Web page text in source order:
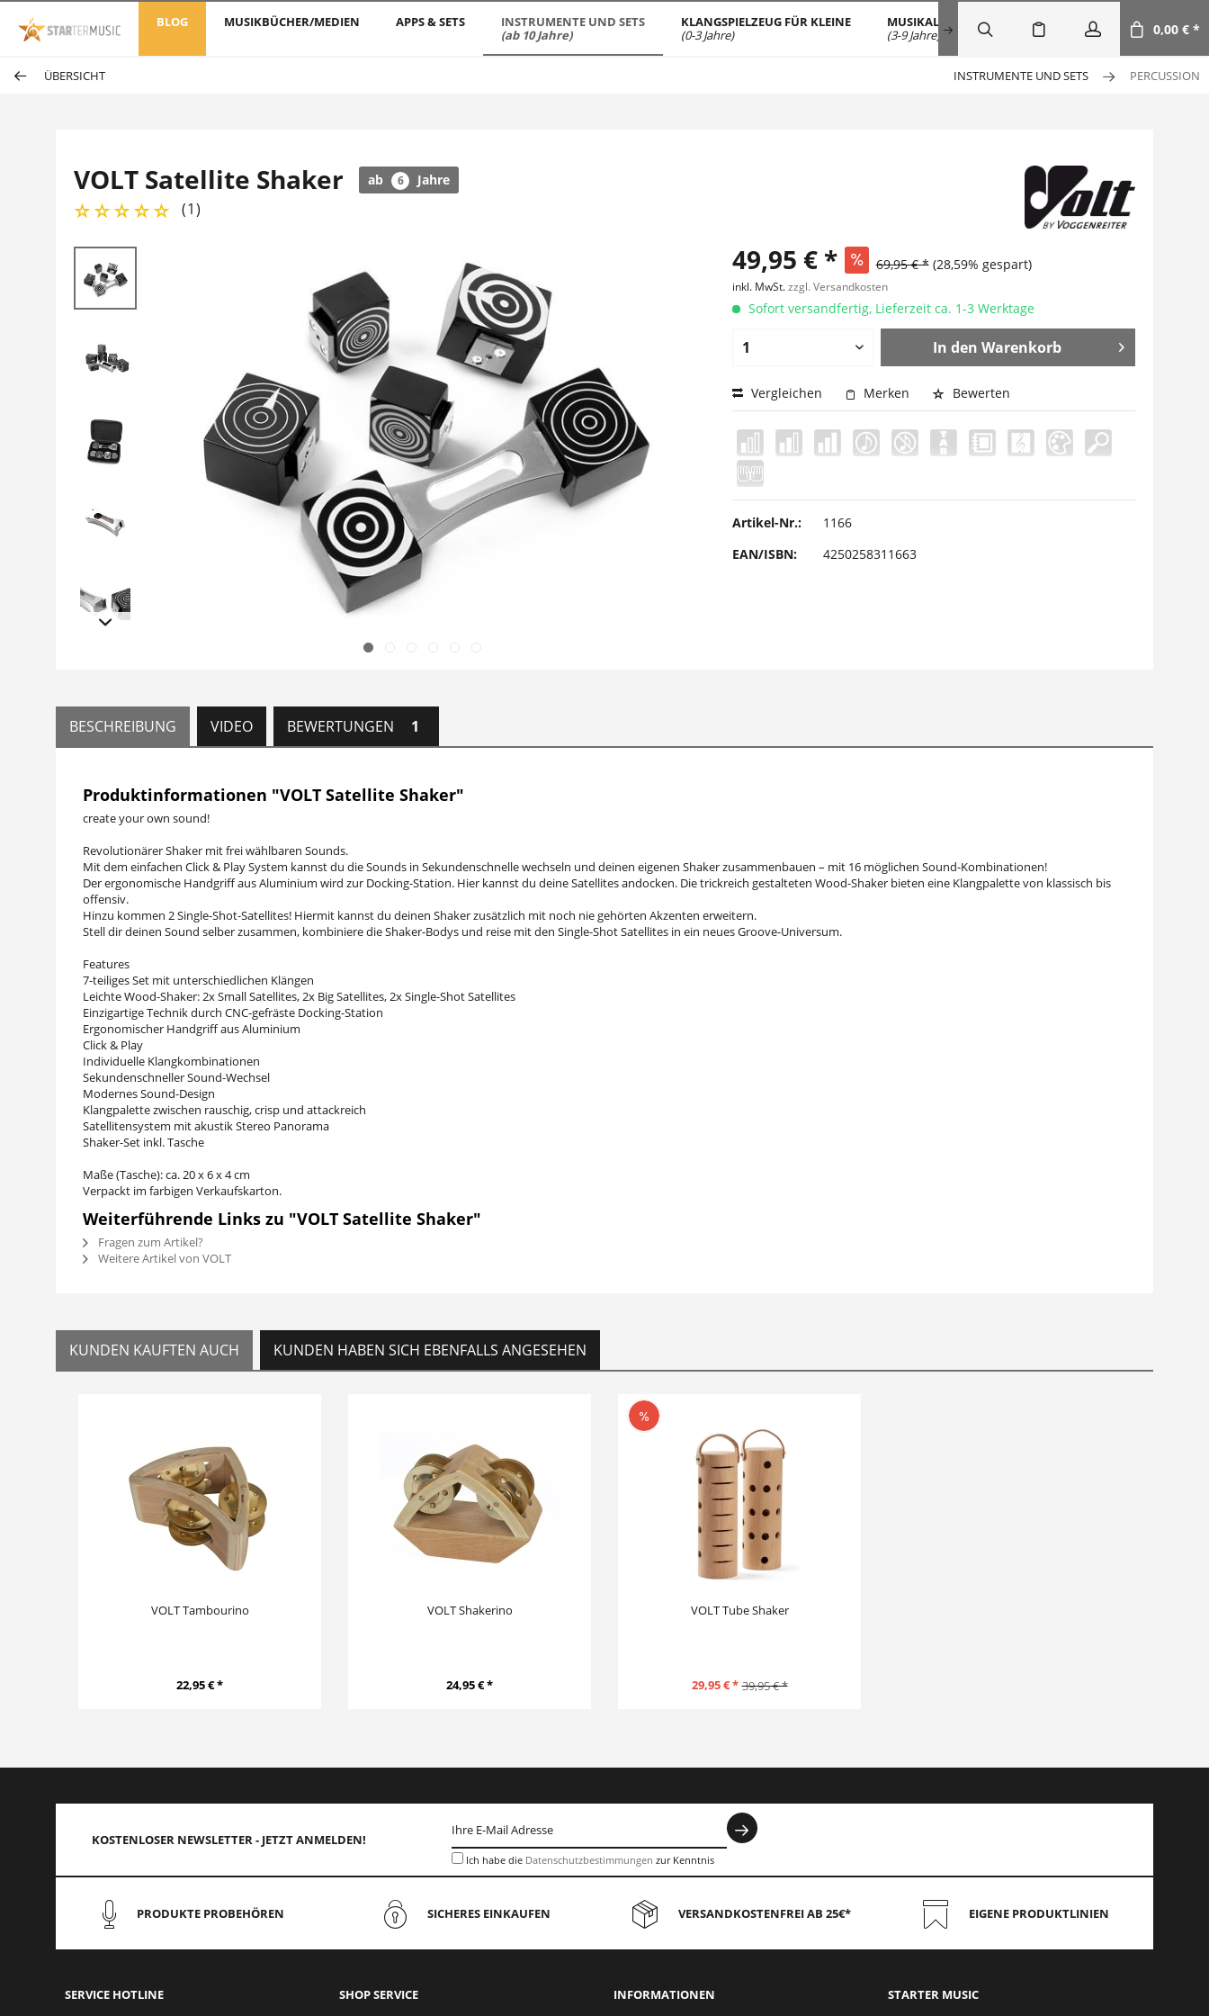
BLOG MUSIKBÜCHER/MEDIEN APPS & SETS
INSTRUMENTE UND SETS
(ab 10 Jahre)
KLANGSPIELZEUG FÜR KLEINE
(0-3 Jahre)
MUSIKALISCHE FRÜHERZIEHUNG
(3-9 Jahre)
SALE 0,00 € *
ÜBERSICHT INSTRUMENTE UND SETS PERCUSSION
VOLT Satellite Shaker ab 6 Jahre
(1)
49,95 € * 69,95 € * (28,59% gespart)
inkl. MwSt.zzgl. Versandkosten
Sofort versandfertig, Lieferzeit ca. 1-3 Werktage
In den Warenkorb
Vergleichen Merken Bewerten
Artikel-Nr.:
1166
EAN/ISBN:
4250258311663
BESCHREIBUNG VIDEO BEWERTUNGEN 1
Produktinformationen "VOLT Satellite Shaker"
create your own sound!
Revolutionärer Shaker mit frei wählbaren Sounds.
Mit dem einfachen Click & Play System kannst du die Sounds in Sekundenschnelle wechseln und deinen eigenen Shaker zusammenbauen – mit 16 möglichen Sound-Kombinationen!
Der ergonomische Handgriff aus Aluminium wird zur Docking-Station. Hier kannst du deine Satellites andocken. Die trickreich gestalteten Wood-Shaker bieten eine Klangpalette von klassisch bis
offensiv.
Hinzu kommen 2 Single-Shot-Satellites! Hiermit kannst du deinen Shaker zusätzlich mit noch nie gehörten Akzenten erweitern.
Stell dir deinen Sound selber zusammen, kombiniere die Shaker-Bodys und reise mit den Single-Shot Satellites in ein neues Groove-Universum.
Features
7-teiliges Set mit unterschiedlichen Klängen
Leichte Wood-Shaker: 2x Small Satellites, 2x Big Satellites, 2x Single-Shot Satellites
Einzigartige Technik durch CNC-gefräste Docking-Station
Ergonomischer Handgriff aus Aluminium
Click & Play
Individuelle Klangkombinationen
Sekundenschneller Sound-Wechsel
Modernes Sound-Design
Klangpalette zwischen rauschig, crisp und attackreich
Satellitensystem mit akustik Stereo Panorama
Shaker-Set inkl. Tasche
Maße (Tasche): ca. 20 x 6 x 4 cm
Verpackt im farbigen Verkaufskarton.
Weiterführende Links zu "VOLT Satellite Shaker"
Fragen zum Artikel?
Weitere Artikel von VOLT
KUNDEN KAUFTEN AUCH KUNDEN HABEN SICH EBENFALLS ANGESEHEN
VOLT Tambourino
22,95 € *
VOLT Shakerino
24,95 € *
VOLT Tube Shaker
29,95 € * 39,95 € *
KOSTENLOSER NEWSLETTER - JETZT ANMELDEN!
Ich habe die Datenschutzbestimmungen zur Kenntnis
PRODUKTE PROBEHÖREN SICHERES EINKAUFEN VERSANDKOSTENFREI AB 25€* EIGENE PRODUKTLINIEN
SERVICE HOTLINE SHOP SERVICE INFORMATIONEN STARTER MUSIC